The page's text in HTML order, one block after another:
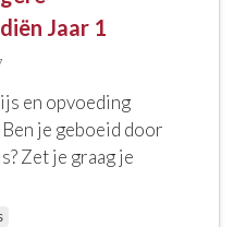
Jaar 1
en opvoeding
je geboeid door
Zet je graag je